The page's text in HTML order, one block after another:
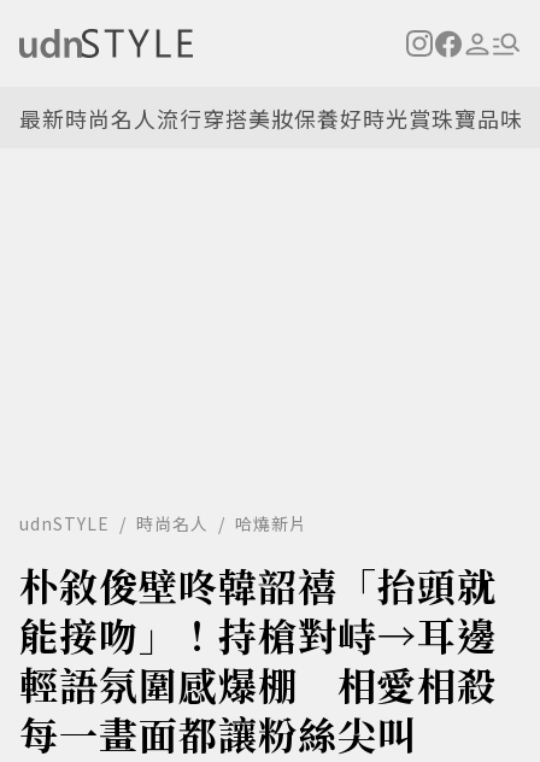
最新時尚名人流行穿搭美妝保養好時光賞珠寶品味
udnSTYLE 時尚名人 哈燒新片
朴敘俊壁咚韓韶禧「抬頭就
能接吻」！持槍對峙→耳邊
輕語氛圍感爆棚 相愛相殺
每一畫面都讓粉絲尖叫